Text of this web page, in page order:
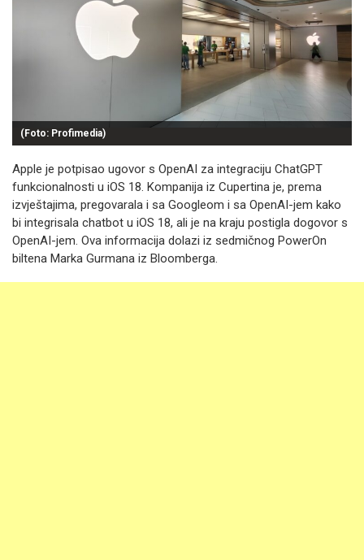
(Foto: Profimedia)
Apple je potpisao ugovor s OpenAI za integraciju ChatGPT
funkcionalnosti u iOS 18. Kompanija iz Cupertina je, prema
izvještajima, pregovarala i sa Googleom i sa OpenAI-jem kako
bi integrisala chatbot u iOS 18, ali je na kraju postigla dogovor s
OpenAI-jem. Ova informacija dolazi iz sedmičnog PowerOn
biltena Marka Gurmana iz Bloomberga.